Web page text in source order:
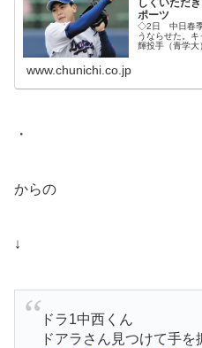
しくいただ
ポーツ
◇2日 中日春季
うならせた。
輝投手（青学大
www.chunichi.co.jp
・
からの
↓
ドラ1中西くん
ドアラさん見つけて手を